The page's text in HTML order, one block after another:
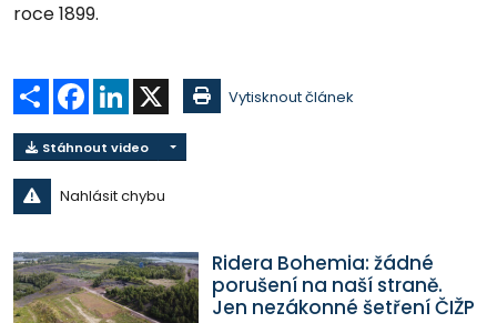
roce 1899.
Sdílet Facebook
LinkedIn Vytisknout článek
Stáhnout video
Nahlásit chybu
Ridera Bohemia: žádné
porušení na naší straně.
Jen nezákonné šetření ČIŽP